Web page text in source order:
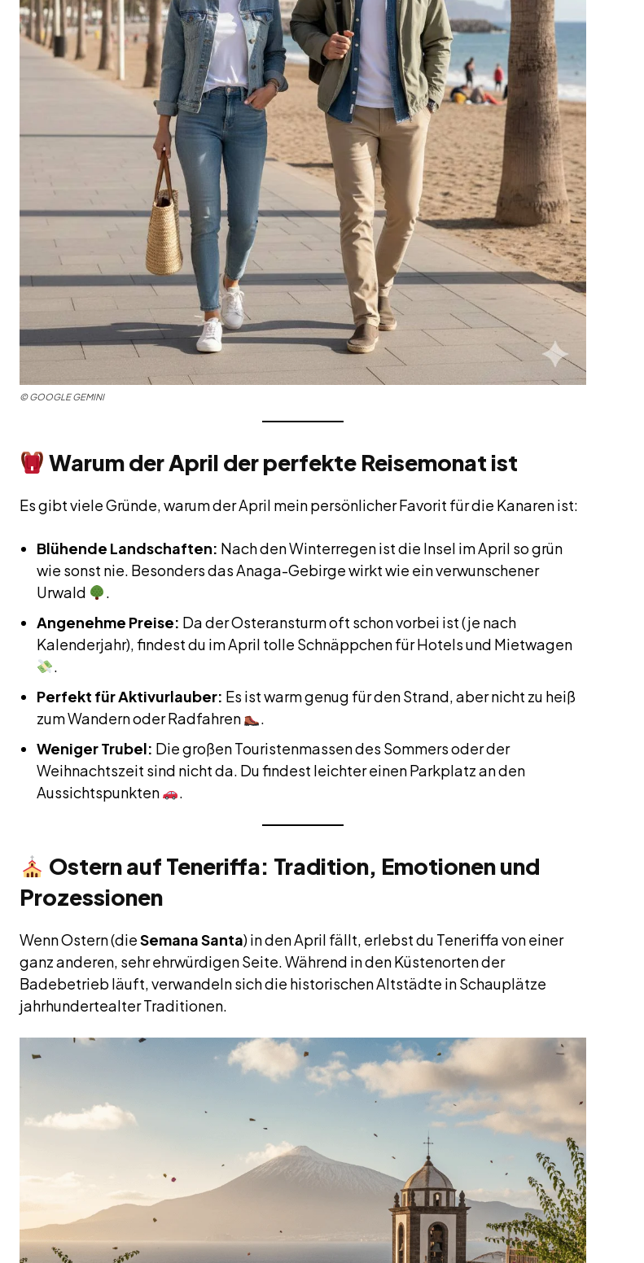
©GOOGLE GEMINI
Warum der April der perfekte Reisemonat ist
Es gibt viele Gründe, warum der April mein persönlicher Favorit für die Kanaren ist:
Blühende Landschaften: Nach den Winterregen ist die Insel im April so grün
wie sonst nie. Besonders das Anaga-Gebirge wirkt wie ein verwunschener
Urwald
.
Angenehme Preise: Da der Osteransturm oft schon vorbei ist (je nach
Kalenderjahr), findest du im April tolle Schnäppchen für Hotels und Mietwagen
.
Perfekt für Aktivurlauber: Es ist warm genug für den Strand, aber nicht zu heiß
zum Wandern oder Radfahren
.
Weniger Trubel: Die großen Touristenmassen des Sommers oder der
Weihnachtszeit sind nicht da. Du findest leichter einen Parkplatz an den
Aussichtspunkten
.
Ostern auf Teneriffa: Tradition, Emotionen und
Prozessionen
Wenn Ostern (dieSemana Santa) in den April fällt, erlebst du Teneriffa von einer
ganz anderen, sehr ehrwürdigen Seite. Während in den Küstenorten der
Badebetrieb läuft, verwandeln sich die historischen Altstädte in Schauplätze
jahrhundertealter Traditionen.